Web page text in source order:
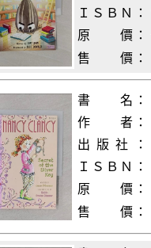
ＩＳＢＮ：
原 價：
售 價：
書 名：
作 者：
出 版 社 ：
ＩＳＢＮ：
原 價：
售 價：